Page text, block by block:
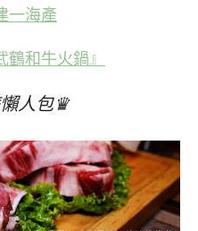
一海產
和牛火鍋』
人包♛